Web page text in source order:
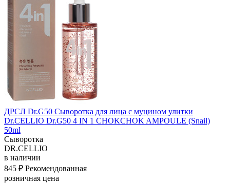
ДРСЛ Dr.G50 Сыворотка для лица с муцином улитки
Dr.CELLIO Dr.G50 4 IN 1 CHOKCHOK AMPOULE (Snail)
50ml
Сыворотка
DR.CELLIO
в наличии
845 ₽ Рекомендованная
розничная цена